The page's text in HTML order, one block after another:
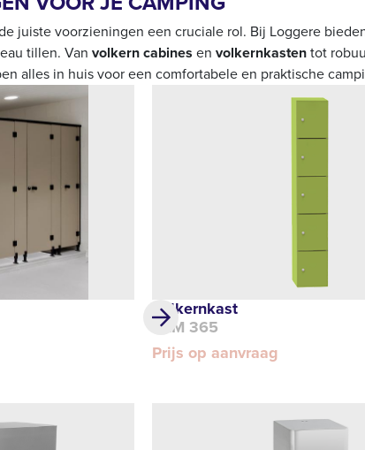
juiste voorzieningen een cruciale rol. Bij Loggere
tillen. Van volkern cabines en volkernkastentot
alles in huis voor een comfortabele en praktische
Volkernkast
DLM 365
Prijs op aanvraag